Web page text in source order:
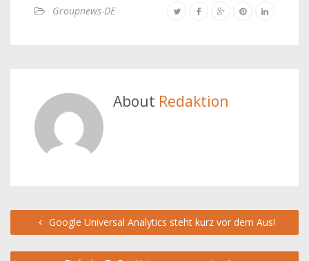
Groupnews-DE
About Redaktion
Google Universal Analytics steht kurz vor dem Aus!